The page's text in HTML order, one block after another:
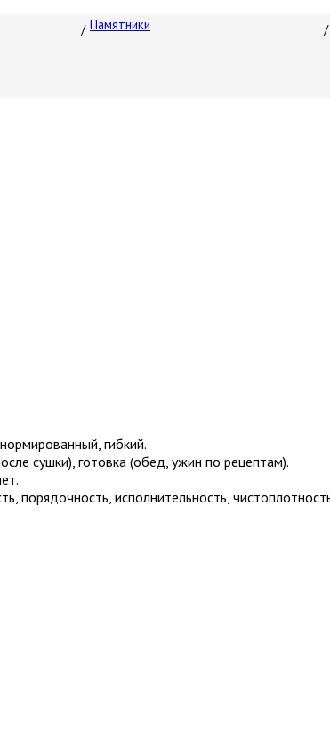
Памятники
гибкий.
сушки), готовка (обед, ужин по рецептам).
порядочность, исполнительность,